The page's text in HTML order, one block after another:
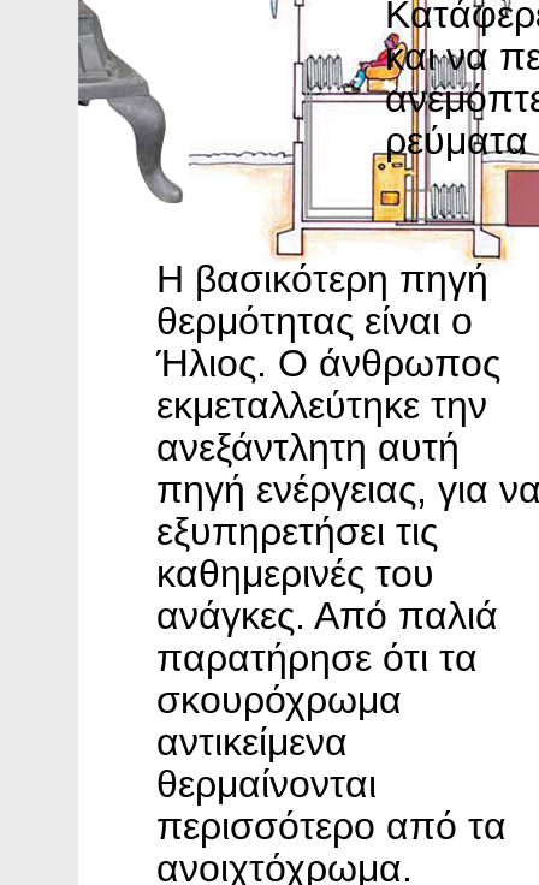
και να
Η βασικότερη πηγή
θερμότητας είναι ο
Ήλιος. Ο άνθρωπος
εκμεταλλεύτηκε την
ανεξάντλητη αυτή
πηγή ενέργειας, για
εξυπηρετήσει τις
καθημερινές του
ανάγκες. Από παλιά
παρατήρησε ότι τα
σκουρόχρωμα
αντικείμενα
θερμαίνονται
περισσότερο από τα
ανοιχτόχρωμα.